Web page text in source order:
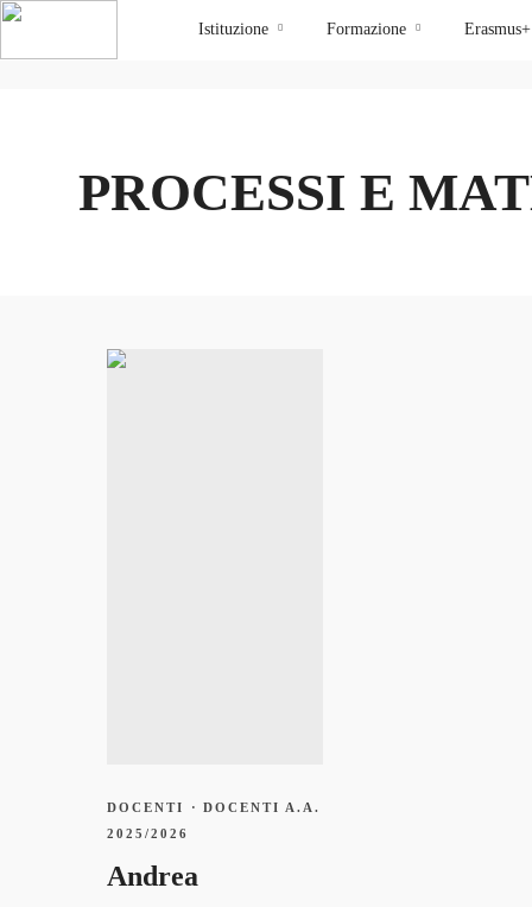
Istituzione Formazione Erasmus+
PROCESSI E
DOCENTI · DOCENTI A.A.
2025/2026
Andrea